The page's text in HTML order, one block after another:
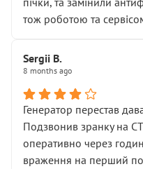
тож роботою та
Sergii B.
8 months ago
Генератор перестав
Подзвонив зранку на
оперативно через
враження на перший